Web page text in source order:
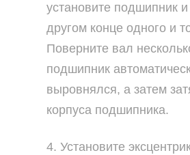
установите подшипник
другом конце одного и
Поверните вал
подшипник
выровнялся, а затем
корпуса подшипника.
4. Установите